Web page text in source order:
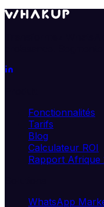
Fonctionnalités
Tarifs
Blog
Calculateur ROI
Rapport Afrique
WhatsApp